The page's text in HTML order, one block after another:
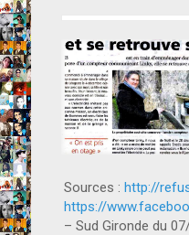
Sources : http://
https://
– Sud Gironde du